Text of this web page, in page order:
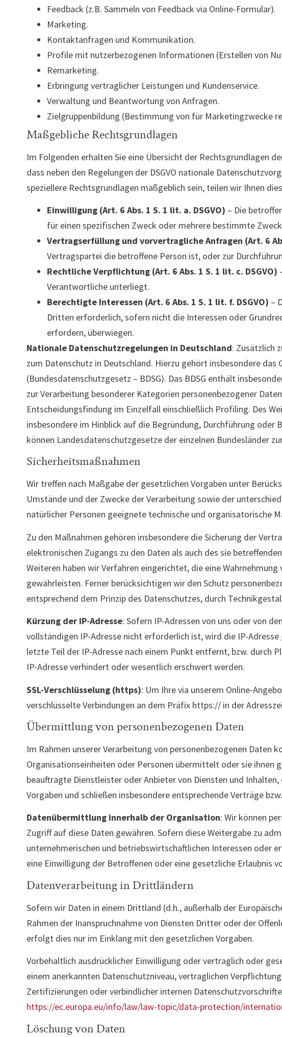
Feedback (z.B. Sammeln von Feedback via Online-Formular).
Marketing.
Kontaktanfragen und Kommunikation.
Profile mit nutzerbezogenen Informationen (Erstellen von
Remarketing.
Erbringung vertraglicher Leistungen und Kundenservice.
Verwaltung und Beantwortung von Anfragen.
Zielgruppenbildung (Bestimmung von für Marketingzwecke
Maßgebliche Rechtsgrundlagen
Im Folgenden erhalten Sie eine Übersicht der Rechtsgrundlagen
dass neben den Regelungen der DSGVO nationale
speziellere Rechtsgrundlagen maßgeblich sein, teilen wir Ihnen
Einwilligung (Art. 6 Abs. 1 S. 1 lit. a. DSGVO) – Die
für einen spezifischen Zweck oder mehrere bestimmte
Vertragserfüllung und vorvertragliche Anfragen (Art. 6
Vertragspartei die betroffene Person ist, oder zur
Rechtliche Verpflichtung (Art. 6 Abs. 1 S. 1 lit. c. DSGVO)
Verantwortliche unterliegt.
Berechtigte Interessen (Art. 6 Abs. 1 S. 1 lit. f. DSGVO) –
Dritten erforderlich, sofern nicht die Interessen oder
erfordern, überwiegen.
Nationale Datenschutzregelungen in Deutschland: Zusätzlich
zum Datenschutz in Deutschland. Hierzu gehört insbesondere
(Bundesdatenschutzgesetz – BDSG). Das BDSG enthält
zur Verarbeitung besonderer Kategorien personenbezogener
Entscheidungsfindung im Einzelfall einschließlich Profiling. Des
insbesondere im Hinblick auf die Begründung, Durchführung
können Landesdatenschutzgesetze der einzelnen Bundesländer
Sicherheitsmaßnahmen
Wir treffen nach Maßgabe der gesetzlichen Vorgaben unter
Umstände und der Zwecke der Verarbeitung sowie der
natürlicher Personen geeignete technische und organisatorische
Zu den Maßnahmen gehören insbesondere die Sicherung der
elektronischen Zugangs zu den Daten als auch des sie
Weiteren haben wir Verfahren eingerichtet, die eine
gewährleisten. Ferner berücksichtigen wir den Schutz
entsprechend dem Prinzip des Datenschutzes, durch
Kürzung der IP-Adresse: Sofern IP-Adressen von uns oder von
vollständigen IP-Adresse nicht erforderlich ist, wird die IP-
letzte Teil der IP-Adresse nach einem Punkt entfernt, bzw. durch
IP-Adresse verhindert oder wesentlich erschwert werden.
SSL-Verschlüsselung (https): Um Ihre via unserem Online-
verschlüsselte Verbindungen an dem Präfix https:// in der
Übermittlung von personenbezogenen Daten
Im Rahmen unserer Verarbeitung von personenbezogenen
Organisationseinheiten oder Personen übermittelt oder sie ihnen
beauftragte Dienstleister oder Anbieter von Diensten und
Vorgaben und schließen insbesondere entsprechende Verträge
Datenübermittlung innerhalb der Organisation: Wir können
Zugriff auf diese Daten gewähren. Sofern diese Weitergabe zu
unternehmerischen und betriebswirtschaftlichen Interessen oder
eine Einwilligung der Betroffenen oder eine gesetzliche Erlaubnis
Datenverarbeitung in Drittländern
Sofern wir Daten in einem Drittland (d.h., außerhalb der
Rahmen der Inanspruchnahme von Diensten Dritter oder der
erfolgt dies nur im Einklang mit den gesetzlichen Vorgaben.
Vorbehaltlich ausdrücklicher Einwilligung oder vertraglich oder
einem anerkannten Datenschutzniveau, vertraglichen
Zertifizierungen oder verbindlicher internen
https://ec.europa.eu/info/law/law-topic/data-protection/
Löschung von Daten